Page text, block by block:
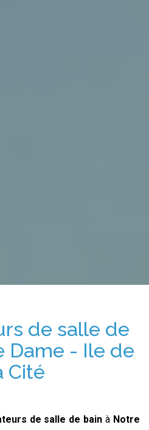
de salle de
Dame - Ile de
Cité
de salle de bain à Notre